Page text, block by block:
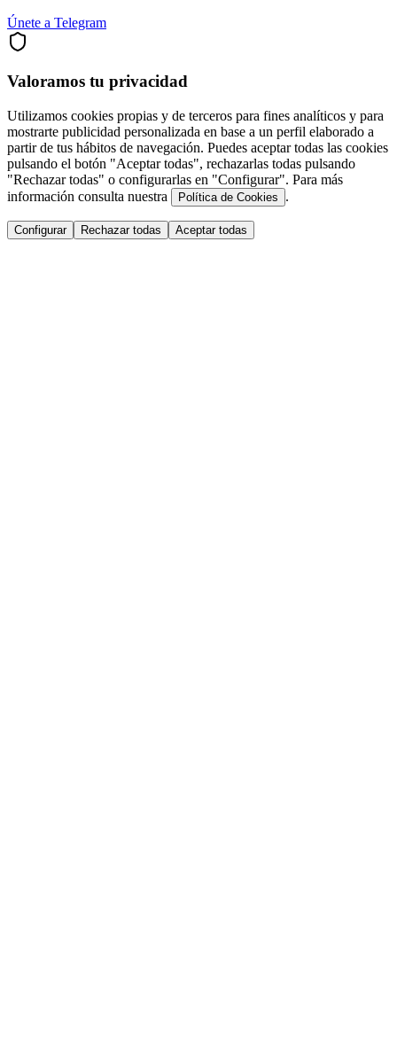
Únete a Telegram
Valoramos tu privacidad
Utilizamos cookies propias y de terceros para fines analíticos y para
mostrarte publicidad personalizada en base a un perfil elaborado a
partir de tus hábitos de navegación. Puedes aceptar todas las cookies
pulsando el botón "Aceptar todas", rechazarlas todas pulsando
"Rechazar todas" o configurarlas en "Configurar". Para más
información consulta nuestra
Política de Cookies .
Configurar Rechazar todas Aceptar todas